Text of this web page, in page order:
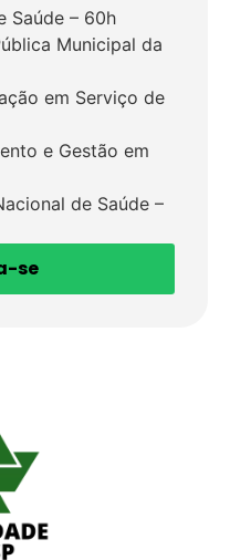
Saúde – 60h
Municipal da
em Serviço de
e Gestão em
de Saúde –
se